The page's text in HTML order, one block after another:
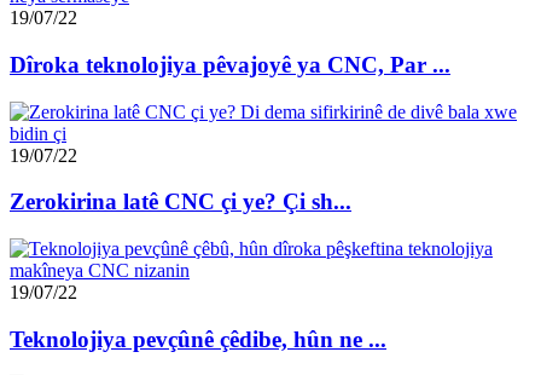
19/07/22
Dîroka teknolojiya pêvajoyê ya CNC, Par ...
19/07/22
Zerokirina latê CNC çi ye? Çi sh...
19/07/22
Teknolojiya pevçûnê çêdibe, hûn ne ...